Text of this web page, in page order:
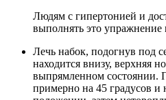
Людям с гипертонией и
выполнять это упражнение
Лечь набок, подогнув под
находится внизу, верхняя
выпрямленном состоянии.
примерно на 45 градусов и